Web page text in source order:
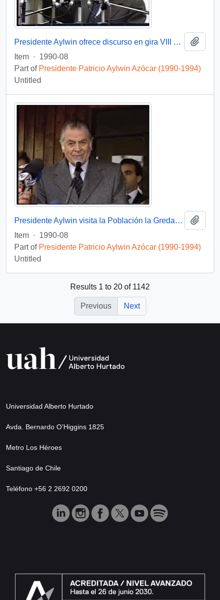
Presidente Aylwin ofrece discurso en gira VIII Región, Tomé : video
Item · 1990-08
Part of Presidente Patricio Aylwin Azócar (1990-1994)
Untitled
Presidente Aylwin visita la Población la Greda en gira VIII Región: video
Item · 1990-08
Part of Presidente Patricio Aylwin Azócar (1990-1994)
Untitled
Results 1 to 20 of 1142
Previous Next
Universidad Alberto Hurtado
Avda. Bernardo O’Higgins 1825
Metro Los Héroes
Santiago de Chile
Teléfono +56 2 2692 0200